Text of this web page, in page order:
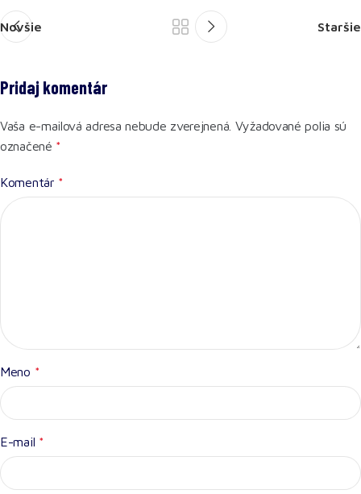
Novšie Staršie
Pridaj komentár
Vaša e-mailová adresa nebude zverejnená. Vyžadované polia sú
označené *
Komentár *
Meno *
E-mail *